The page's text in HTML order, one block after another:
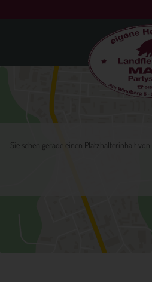
Sie sehen gerade einen Platzhalterinhalt von